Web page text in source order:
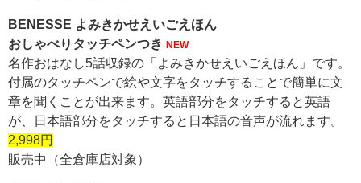
BENESSE よみきかせえいごえほん
おしゃべりタッチペンつき NEW
名作おはなし5話収録の「よみきかせえいごえほん」です。
付属のタッチペンで絵や文字をタッチすることで簡単に文
章を聞くことが出来ます。英語部分をタッチすると英語
が、日本語部分をタッチすると日本語の音声が流れます。
2,998円
販売中（全倉庫店対象）